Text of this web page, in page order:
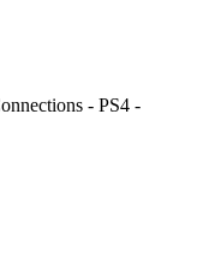
- PS4 -